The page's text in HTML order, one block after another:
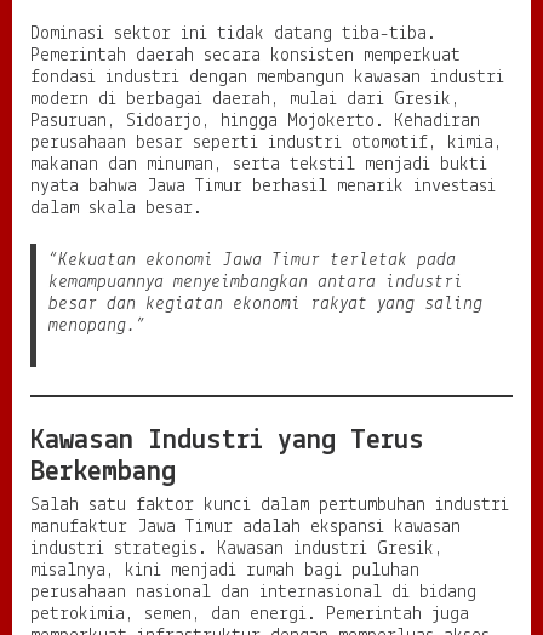
Dominasi sektor ini tidak datang tiba-tiba.
Pemerintah daerah secara konsisten memperkuat
fondasi industri dengan membangun kawasan industri
modern di berbagai daerah, mulai dari Gresik,
Pasuruan, Sidoarjo, hingga Mojokerto. Kehadiran
perusahaan besar seperti industri otomotif, kimia,
makanan dan minuman, serta tekstil menjadi bukti
nyata bahwa Jawa Timur berhasil menarik investasi
dalam skala besar.
“Kekuatan ekonomi Jawa Timur terletak pada
kemampuannya menyeimbangkan antara industri
besar dan kegiatan ekonomi rakyat yang saling
menopang.”
Kawasan Industri yang Terus
Berkembang
Salah satu faktor kunci dalam pertumbuhan industri
manufaktur Jawa Timur adalah ekspansi kawasan
industri strategis. Kawasan industri Gresik,
misalnya, kini menjadi rumah bagi puluhan
perusahaan nasional dan internasional di bidang
petrokimia, semen, dan energi. Pemerintah juga